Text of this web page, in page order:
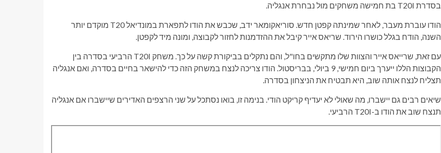
בסדרת T20I בת חמישה משחקים מול נבחרת אנגליה.
הודו עוברת מעבר, לאחר שמינתה קפטן חדש. סוריאקומאר ידב, שכבש את הודו לתפארת במונדיאל T20 מוקדם יותר
השנה, הודח בגלל כושרו הירוד. שריאס אייר קיבל את ההזדמנות לחזור לקבוצה, ומונה מיד לקפטן.
עם זאת, שרייאס אייר והצוות שלו מתקשים בחו"ל, והם נתקלים בביקורת קשה על כך. משחק T20I הרביעי בסדרה בין
הקבוצות הללו ייערך ביום חמישי, 9 ביולי, בבריסטול. הודו צריכה לנצח במשחק הזה כדי להישאר בחיים בסדרה, ואם אנגליה
תצליח לנצח אותה שוב, היא תבטיח את הניצחון בסדרה.
שיאים רבים גם יישברו, מה שאולי לא יעדיף קריקט הודי. בנימה זו, בואו נסתכל על שני הרצפים האדירים שיישברו אם אנגליה
תנצח שוב את הודו ב-T20I הרביעי.